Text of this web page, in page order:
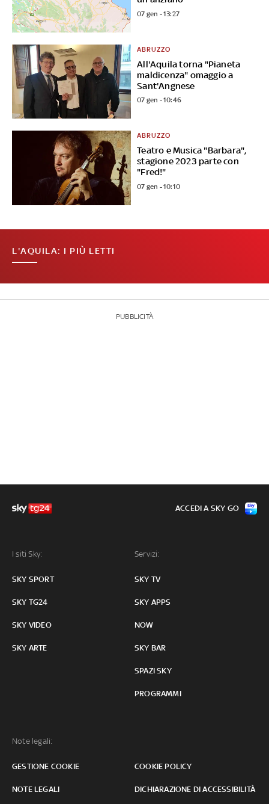
07 gen - 13:27
All'Aquila torna "Pianeta
maldicenza" omaggio a
Sant'Angnese
ABRUZZO
07 gen - 10:46
Teatro e Musica "Barbara",
stagione 2023 parte con
"Fred!"
ABRUZZO
07 gen - 10:10
L'AQUILA: I PIÙ LETTI
PUBBLICITÀ
I siti Sky:
SKY SPORT
SKY TG24
SKY VIDEO
SKY ARTE
Servizi:
SKY TV
SKY APPS
NOW
SKY BAR
SPAZI SKY
PROGRAMMI
Note legali:
GESTIONE COOKIE COOKIE POLICY
NOTE LEGALI DICHIARAZIONE DI ACCESSIBILITÀ
ACCEDI A SKY GO